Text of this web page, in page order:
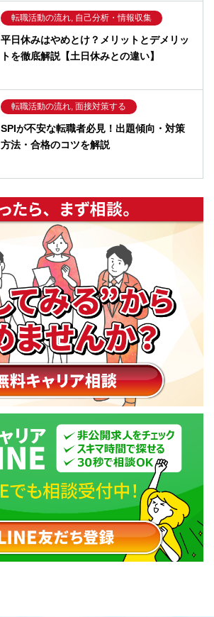
転職活動の流れ, 自己分析・情報収集
平日休みはやめとけ？メリットとデメリッ
トを徹底解説【土日休みとの違い】
転職活動の流れ, 面接対策する
SPIが不安な転職者必見！出題傾向・対策
方法・合格のコツを解説